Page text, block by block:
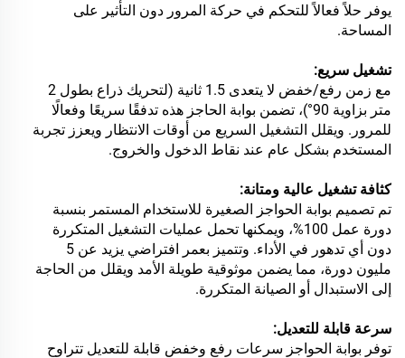
يوفر حلاً فعالاً للتحكم في حركة المرور دون التأثير على
المساحة.
تشغيل سريع:
مع زمن رفع/خفض لا يتعدى 1.5 ثانية (لتحريك ذراع بطول 2
متر بزاوية 90°)، تضمن بوابة الحاجز هذه تدفقًا سريعًا وفعالًا
للمرور. ويقلل التشغيل السريع من أوقات الانتظار ويعزز تجربة
المستخدم بشكل عام عند نقاط الدخول والخروج.
كثافة تشغيل عالية ومتانة:
تم تصميم بوابة الحواجز الصغيرة للاستخدام المستمر بنسبة
دورة عمل 100%، ويمكنها تحمل عمليات التشغيل المتكررة
دون أي تدهور في الأداء. وتتميز بعمر افتراضي يزيد عن 5
مليون دورة، مما يضمن موثوقية طويلة الأمد ويقلل من الحاجة
إلى الاستبدال أو الصيانة المتكررة.
سرعة قابلة للتعديل:
توفر بوابة الحواجز سرعات رفع وخفض قابلة للتعديل تتراوح